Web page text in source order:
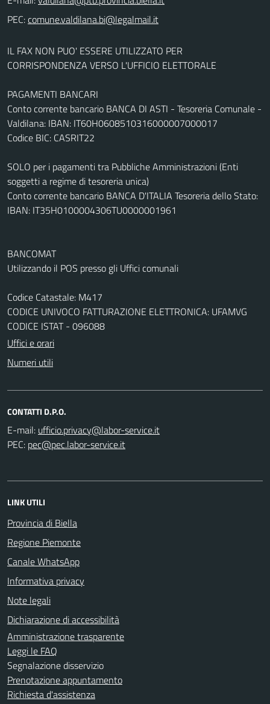
PEC:
IL FAX NON PUO' ESSERE UTILIZZATO PER
CORRISPONDENZA VERSO L'UFFICIO ELETTORALE
PAGAMENTI BANCARI
Conto corrente bancario BANCA DI ASTI - Tesoreria Comunale -
Valdilana: IBAN: IT60H0608510316000007000017
Codice BIC: CASRIT22
SOLO per i pagamenti tra Pubbliche Amministrazioni (Enti
soggetti a regime di tesoreria unica)
Conto corrente bancario BANCA D'ITALIA Tesoreria dello Stato:
IBAN: IT35H0100004306TU0000001961
BANCOMAT
Utilizzando il POS presso gli Uffici comunali
Codice Catastale: M417
CODICE UNIVOCO FATTURAZIONE ELETTRONICA: UFAMVG
CODICE ISTAT - 096088
Uffici e orari
Numeri utili
CONTATTI D.P.O.
E-mail:
PEC:
LINK UTILI
Provincia di Biella
Regione Piemonte
Canale WhatsApp
Informativa privacy
Note legali
Dichiarazione di accessibilità
Amministrazione trasparente
Leggi le FAQ
Segnalazione disservizio
Prenotazione appuntamento
Richiesta d'assistenza